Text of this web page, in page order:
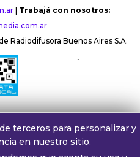
| Trabajá con nosotros:
Radiodifusora Buenos Aires S.A.
´
terceros para personalizar y
en nuestro sitio.